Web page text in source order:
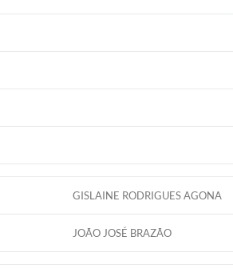
GISLAINE RODRIGUES AGONA
JOÃO JOSÉ BRAZÃO